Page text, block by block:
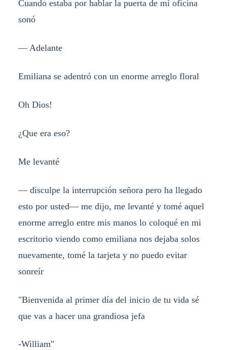
Cuando estaba por hablar la puerta de mi oficina
sonó
— Adelante
Emiliana se adentró con un enorme arreglo floral
Oh Dios!
¿Que era eso?
Me levanté
— disculpe la interrupción señora pero ha llegado
esto por usted— me dijo, me levanté y tomé aquel
enorme arreglo entre mis manos lo coloqué en mi
escritorio viendo como emiliana nos dejaba solos
nuevamente, tomé la tarjeta y no puedo evitar
sonreír
"Bienvenida al primer día del inicio de tu vida sé
que vas a hacer una grandiosa jefa
-William"